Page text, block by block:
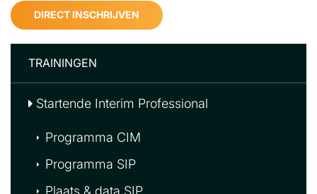
DIRECT INSCHRIJVEN
TRAININGEN
Startende Interim Professional
Programma CIM
Programma SIP
Plaats & data SIP